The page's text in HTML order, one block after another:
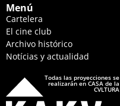
Menú
Cartelera
El cine club
Archivo histórico
Notícias y actualidad
Todas las proyecciones se
realizarán en CASA de la
CVLTURA